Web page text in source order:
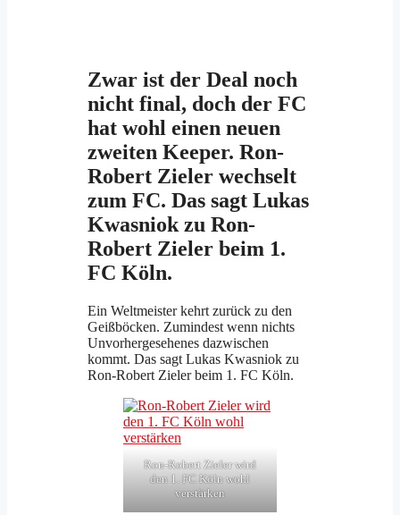
Zwar ist der Deal noch
nicht final, doch der FC
hat wohl einen neuen
zweiten Keeper. Ron-
Robert Zieler wechselt
zum FC. Das sagt Lukas
Kwasniok zu Ron-
Robert Zieler beim 1.
FC Köln.
Ein Weltmeister kehrt zurück zu den
Geißböcken. Zumindest wenn nichts
Unvorhergesehenes dazwischen
kommt. Das sagt Lukas Kwasniok zu
Ron-Robert Zieler beim 1. FC Köln.
Ron-Robert Zieler wird
den 1. FC Köln wohl
verstärken